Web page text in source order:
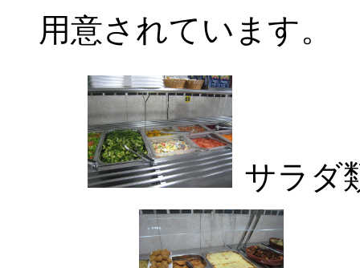
用意されています。
サラダ